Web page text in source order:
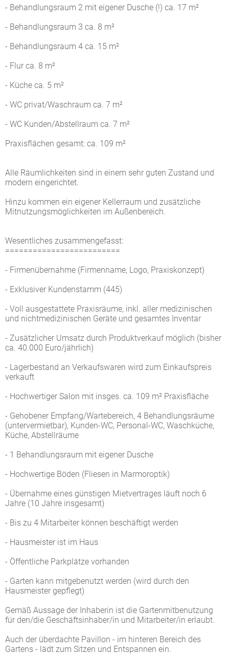
- Behandlungsraum 2 mit eigener Dusche (!) ca. 17 m²
- Behandlungsraum 3 ca. 8 m²
- Behandlungsraum 4 ca. 15 m²
- Flur ca. 8 m²
- Küche ca. 5 m²
- WC privat/Waschraum ca. 7 m²
- WC Kunden/Abstellraum ca. 7 m²
Praxisflächen gesamt: ca. 109 m²
Alle Räumlichkeiten sind in einem sehr guten Zustand und
modern eingerichtet.
Hinzu kommen ein eigener Kellerraum und zusätzliche
Mitnutzungsmöglichkeiten im Außenbereich.
Wesentliches zusammengefasst:
=========================
- Firmenübernahme (Firmenname, Logo, Praxiskonzept)
- Exklusiver Kundenstamm (445)
- Voll ausgestattete Praxisräume, inkl. aller medizinischen
und nichtmedizinischen Geräte und gesamtes Inventar
- Zusätzlicher Umsatz durch Produktverkauf möglich (bisher
ca. 40.000 Euro/jährlich)
- Lagerbestand an Verkaufswaren wird zum Einkaufspreis
verkauft
- Hochwertiger Salon mit insges. ca. 109 m² Praxisfläche
- Gehobener Empfang/Wartebereich, 4 Behandlungsräume
(untervermietbar), Kunden-WC, Personal-WC, Waschküche,
Küche, Abstellräume
- 1 Behandlungsraum mit eigener Dusche
- Hochwertige Böden (Fliesen in Marmoroptik)
- Übernahme eines günstigen Mietvertrages läuft noch 6
Jahre (10 Jahre insgesamt)
- Bis zu 4 Mitarbeiter können beschäftigt werden
- Hausmeister ist im Haus
- Öffentliche Parkplätze vorhanden
- Garten kann mitgebenutzt werden (wird durch den
Hausmeister gepflegt)
Gemäß Aussage der Inhaberin ist die Gartenmitbenutzung
für den/die Geschäftsinhaber/in und Mitarbeiter/in erlaubt.
Auch der überdachte Pavillon - im hinteren Bereich des
Gartens - lädt zum Sitzen und Entspannen ein.